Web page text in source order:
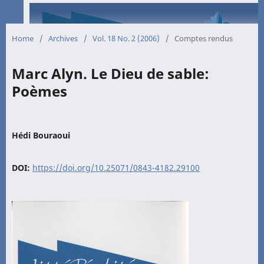
Home / Archives / Vol. 18 No. 2 (2006) / Comptes rendus
Marc Alyn. Le Dieu de sable:
Poèmes
Hédi Bouraoui
DOI: https://doi.org/10.25071/0843-4182.29100